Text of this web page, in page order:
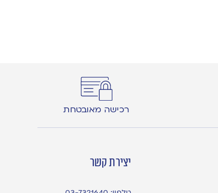
רכישה מאובטחת
יצירת קשר